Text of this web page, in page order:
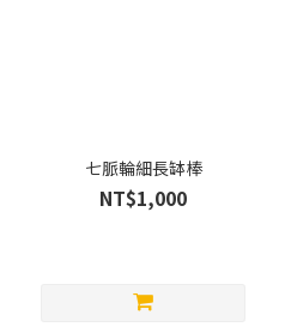
七脈輪細長缽棒
NT$1,000